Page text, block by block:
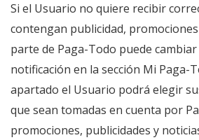
Si el Usuario no quiere recibir
contengan publicidad,
parte de Paga-Todo puede
notificación en la sección Mi Paga-
apartado el Usuario podrá elegir
que sean tomadas en cuenta por
promociones, publicidades y